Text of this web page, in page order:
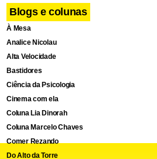
publicações do Instagram no
limpa é a tela.
Blogs e colunas
À Mesa
Analice Nicolau
Alta Velocidade
Bastidores
Ciência da Psicologia
Cinema com ela
Coluna Lia Dinorah
Coluna Marcelo Chaves
Comer Rezando
Do Alto da Torre